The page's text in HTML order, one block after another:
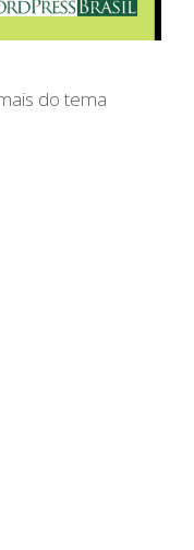
do tema